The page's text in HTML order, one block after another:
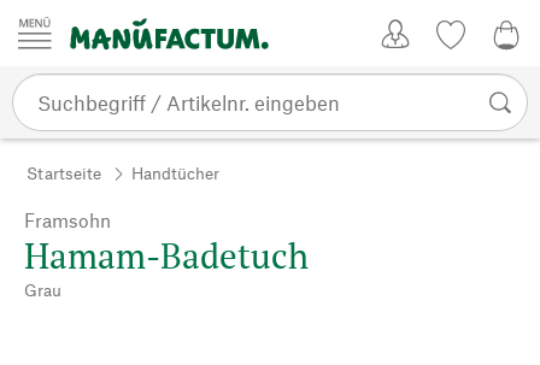
Zum Inhalt springen
Startseite Handtücher
Framsohn
Hamam-Badetuch
Grau